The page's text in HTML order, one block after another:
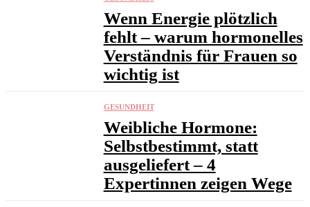
Wenn Energie plötzlich
fehlt – warum hormonelles
Verständnis für Frauen so
wichtig ist
GESUNDHEIT
Weibliche Hormone:
Selbstbestimmt, statt
ausgeliefert – 4
Expertinnen zeigen Wege